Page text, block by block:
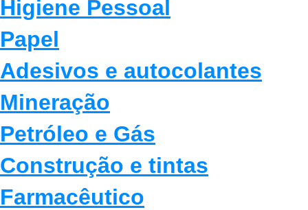
Higiene Pessoal
Papel
Adesivos e autocolantes
Mineração
Petróleo e Gás
Construção e tintas
Farmacêutico